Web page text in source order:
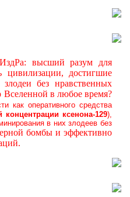
высший разум для
цивилизации, достигшие
без нравственных
в любое время?
как оперативного средства
концентрации ксенона-129),
в них злодеев без
бомбы и эффективно